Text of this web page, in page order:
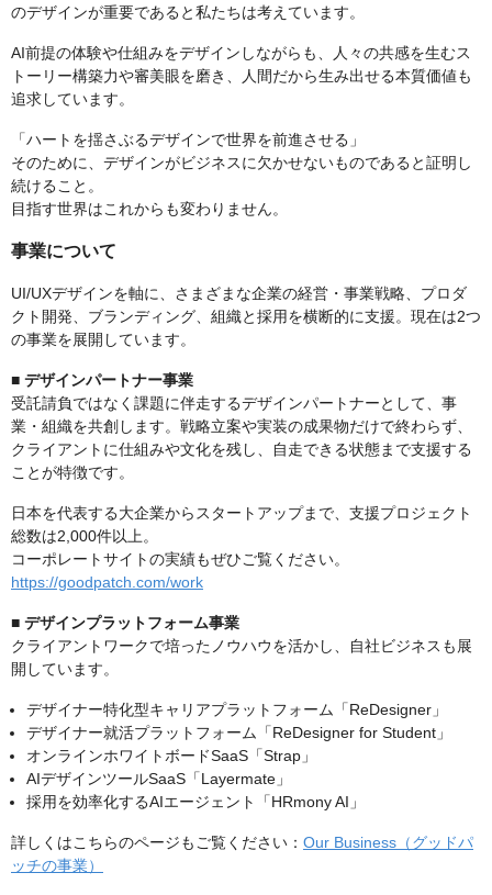
のデザインが重要であると私たちは考えています。
AI前提の体験や仕組みをデザインしながらも、人々の共感を生むス
トーリー構築力や審美眼を磨き、人間だから生み出せる本質価値も
追求しています。
「ハートを揺さぶるデザインで世界を前進させる」
そのために、デザインがビジネスに欠かせないものであると証明し
続けること。
目指す世界はこれからも変わりません。
事業について
UI/UXデザインを軸に、さまざまな企業の経営・事業戦略、プロダ
クト開発、ブランディング、組織と採用を横断的に支援。現在は2つ
の事業を展開しています。
■ デザインパートナー事業
受託請負ではなく課題に伴走するデザインパートナーとして、事
業・組織を共創します。戦略立案や実装の成果物だけで終わらず、
クライアントに仕組みや文化を残し、自走できる状態まで支援する
ことが特徴です。
日本を代表する大企業からスタートアップまで、支援プロジェクト
総数は2,000件以上。
コーポレートサイトの実績もぜひご覧ください。
https://goodpatch.com/work
■ デザインプラットフォーム事業
クライアントワークで培ったノウハウを活かし、自社ビジネスも展
開しています。
デザイナー特化型キャリアプラットフォーム「ReDesigner」
デザイナー就活プラットフォーム「ReDesigner for Student」
オンラインホワイトボードSaaS「Strap」
AIデザインツールSaaS「Layermate」
採用を効率化するAIエージェント「HRmony AI」
詳しくはこちらのページもご覧ください： Our Business（グッドパ
ッチの事業）